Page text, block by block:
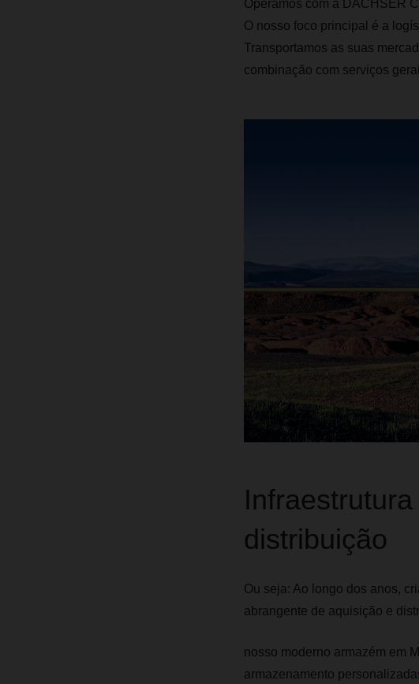
Operamos com a DACHSER
O nosso foco principal é a
Transportamos as suas
combinação com serviços
distribuição
Ou seja: Ao longo dos anos,
abrangente de aquisição e
nosso moderno armazém em
armazenamento